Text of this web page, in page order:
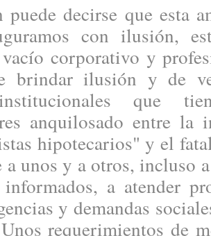
decirse que esta
con ilusión,
corporativo y
brindar ilusión y de
que
anquilosado entre la
hipotecarios" y el
unos y a otros, incluso
a atender
y demandas
requerimientos de